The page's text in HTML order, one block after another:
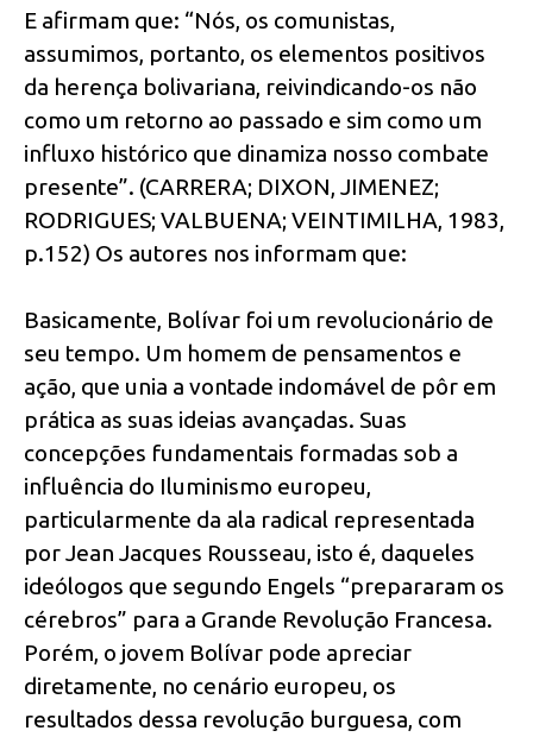
E afirmam que: “Nós, os comunistas,
assumimos, portanto, os elementos positivos
da herença bolivariana, reivindicando-os não
como um retorno ao passado e sim como um
influxo histórico que dinamiza nosso combate
presente”. (CARRERA; DIXON, JIMENEZ;
RODRIGUES; VALBUENA; VEINTIMILHA, 1983,
p.152) Os autores nos informam que:
Basicamente, Bolívar foi um revolucionário de
seu tempo. Um homem de pensamentos e
ação, que unia a vontade indomável de pôr em
prática as suas ideias avançadas. Suas
concepções fundamentais formadas sob a
influência do Iluminismo europeu,
particularmente da ala radical representada
por Jean Jacques Rousseau, isto é, daqueles
ideólogos que segundo Engels “prepararam os
cérebros” para a Grande Revolução Francesa.
Porém, o jovem Bolívar pode apreciar
diretamente, no cenário europeu, os
resultados dessa revolução burguesa, com